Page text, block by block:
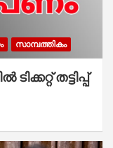
സാമ്പത്തികം
തട്ടിപ്പ്